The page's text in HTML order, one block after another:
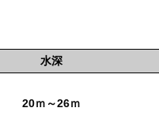
水深
20ｍ～26ｍ